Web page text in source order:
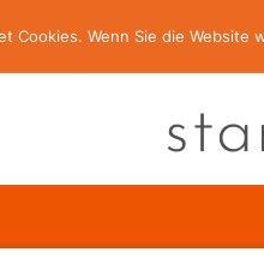
Cookies. Wenn Sie die